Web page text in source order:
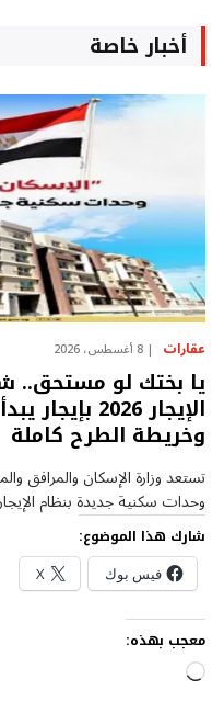
أخبار خاصة
عقارات 8 أغسطس، 2026
يا بختك لو مستحق..
وخريطة الطرح كاملة
تستعد وزارة الإسكان والمرافق
وحدات سكنية جديدة بنظام
شارك هذا الموضوع:
فيس بوك X
معجب بهذه:
ج